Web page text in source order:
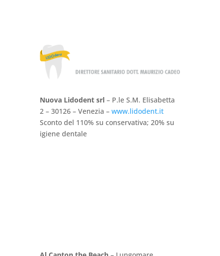
Nuova Lidodent srl– P.le S.M. Elisabetta
2 – 30126 – Venezia – www.lidodent.it
Sconto del 110% su conservativa; 20% su
igiene dentale